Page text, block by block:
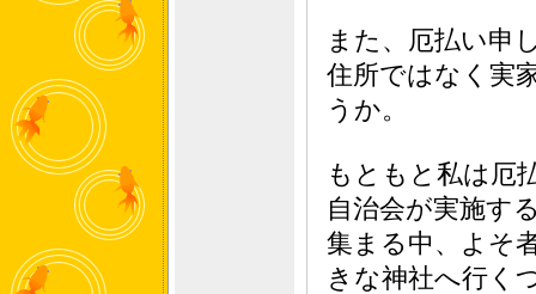
また、厄払い申
住所ではなく実
うか。
もともと私は厄
自治会が実施す
集まる中、よそ
きな神社へ行く